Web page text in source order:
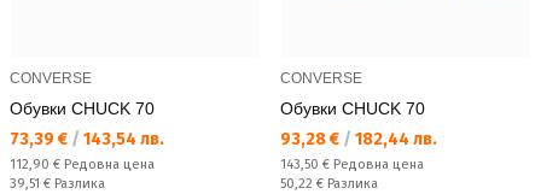
CONVERSE
Обувки CHUCK 70
Текуща цена:
73,39 € / 143,54 лв.
Редовна цена:
112,90 € Редовна цена
Спестявате:
39,51 € Разлика
CONVERSE
Обувки CHUCK 70
Текуща цена:
93,28 € / 182,44 лв.
Редовна цена:
143,50 € Редовна цена
Спестявате:
50,22 € Разлика